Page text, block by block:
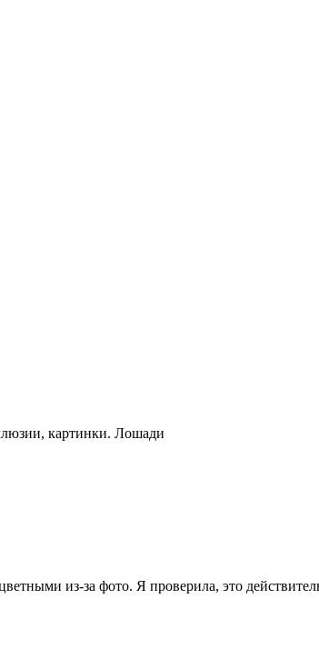
картинки. Лошади
из-за фото. Я проверила, это